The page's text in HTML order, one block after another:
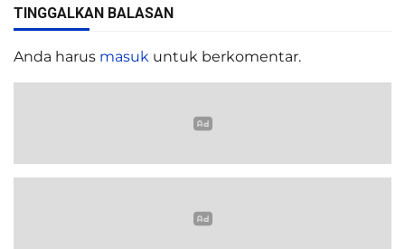
TINGGALKAN BALASAN
Anda harus masuk untuk berkomentar.